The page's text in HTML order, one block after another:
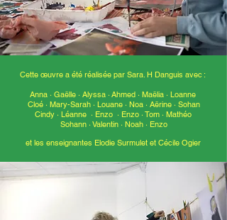
Cette œuvre a été réalisée par Sara. H Danguis avec :
Anna · Gaëlle · Alyssa · Ahmed · Maëlia · Loanne
Cloé · Mary-Sarah · Louane · Noa · Aërine · Sohan
Cindy · Léanne · Enzo · Enzo · Tom · Mathéo
Sohann · Valentin · Noah · Enzo
et les enseignantes Elodie Surmulet et Cécile Ogier